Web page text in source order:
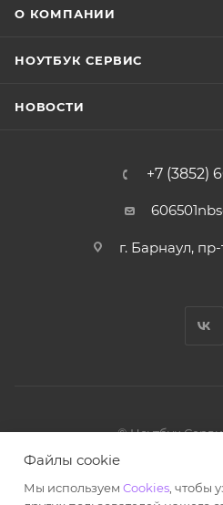
О КОМПАНИИ
НОУТБУК СЕРВИС
НОВОСТИ
+7 (3852)
г. Барнаул,
© Ноутбук
Интернет-магазин
Powered by:
Файлы cookie
Мы используем Cookies , чтобы